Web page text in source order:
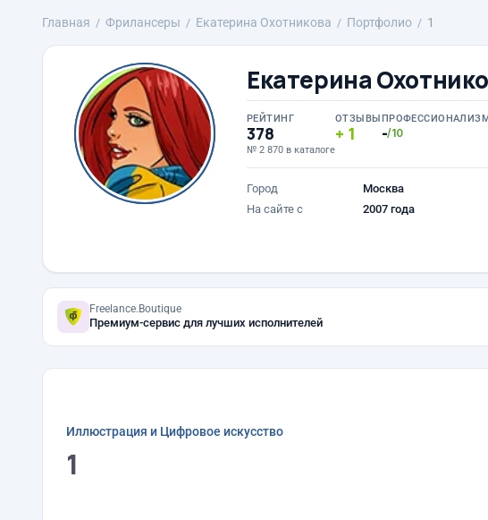
Главная Фрилансеры Екатерина Охотникова Портфолио 1
Екатерина
РЕЙТИНГ
378
№ 2 870 в каталоге
ОТЗЫВЫ
1 -/10
Город
Москва
На сайте с
2007 года
Freelance.Boutique
Премиум-сервис для лучших исполнителей
Иллюстрация и Цифровое искусство
1